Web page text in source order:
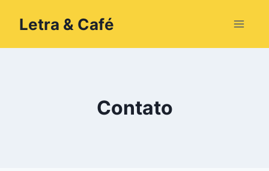
Letra & Café
Contato